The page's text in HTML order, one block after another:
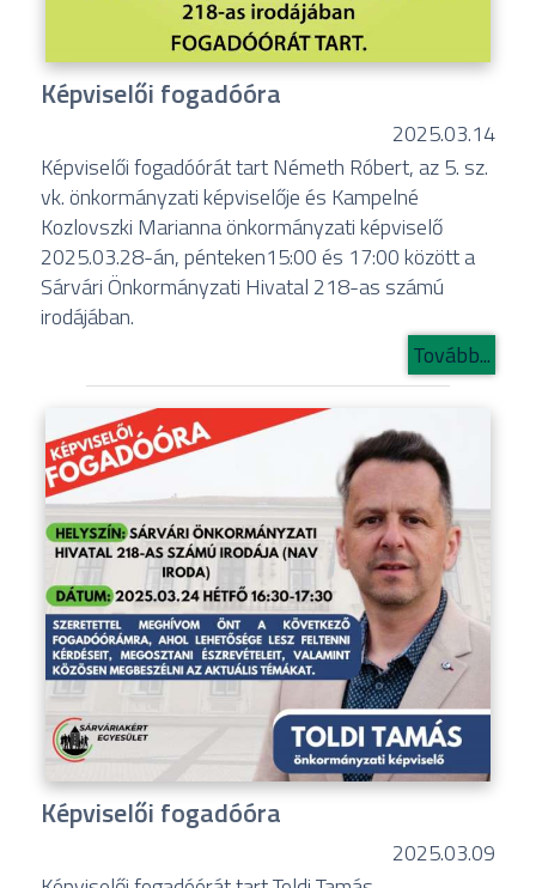
Képviselői fogadóóra
2025.03.14
Képviselői fogadóórát tart Németh Róbert, az 5. sz.
vk. önkormányzati képviselője és Kampelné
Kozlovszki Marianna önkormányzati képviselő
2025.03.28-án, pénteken15:00 és 17:00 között a
Sárvári Önkormányzati Hivatal 218-as számú
irodájában.
Tovább...
Képviselői fogadóóra
2025.03.09